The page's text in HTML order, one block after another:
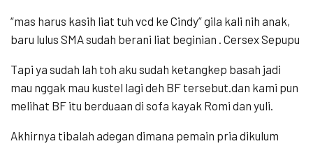
“mas harus kasih liat tuh vcd ke Cindy” gila kali nih anak,
baru lulus SMA sudah berani liat beginian . Cersex Sepupu
Tapi ya sudah lah toh aku sudah ketangkep basah jadi
mau nggak mau kustel lagi deh BF tersebut.dan kami pun
melihat BF itu berduaan di sofa kayak Romi dan yuli.
Akhirnya tibalah adegan dimana pemain pria dikulum